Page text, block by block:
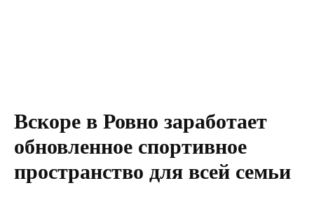
Вскоре в Ровно заработает
обновленное спортивное
пространство для всей семьи